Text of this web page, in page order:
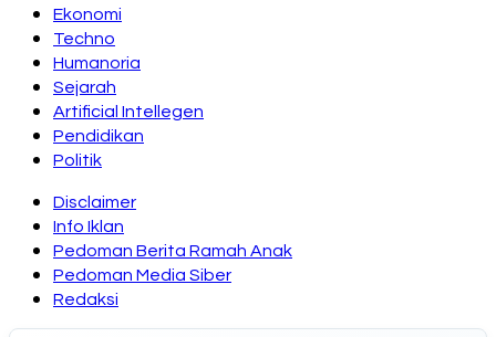
Ekonomi
Techno
Humanoria
Sejarah
Artificial Intellegen
Pendidikan
Politik
Disclaimer
Info Iklan
Pedoman Berita Ramah Anak
Pedoman Media Siber
Redaksi